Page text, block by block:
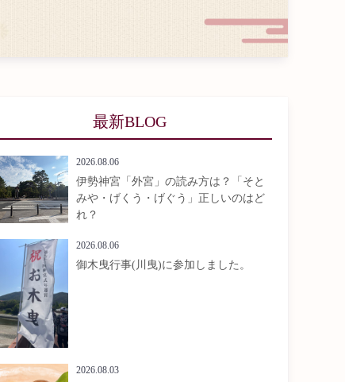
最新BLOG
2026.08.06
伊勢神宮「外宮」の読み方は？「そと
みや・げくう・げぐう」正しいのはど
れ？
2026.08.06
御木曳行事(川曳)に参加しました。
2026.08.03